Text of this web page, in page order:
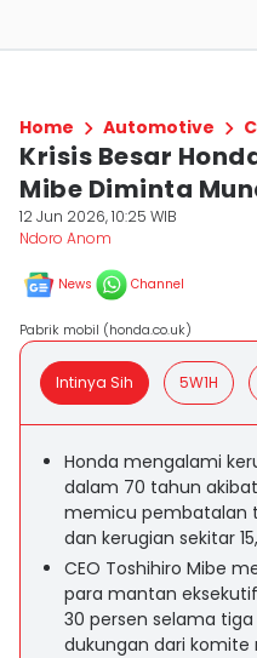
Home Automotive
Krisis Besar
Mibe Diminta
12 Jun 2026, 10:25 WIB
Ndoro Anom
News Channel
Pabrik mobil (honda.co.uk)
Intinya Sih 5W1H
Honda mengalami
dalam 70 tahun
memicu pembatalan
dan kerugian sekitar
CEO Toshihiro Mibe
para mantan
30 persen selama
dukungan dari komite